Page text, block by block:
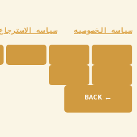
سياسه الخصوصيه سياسه
← BACK